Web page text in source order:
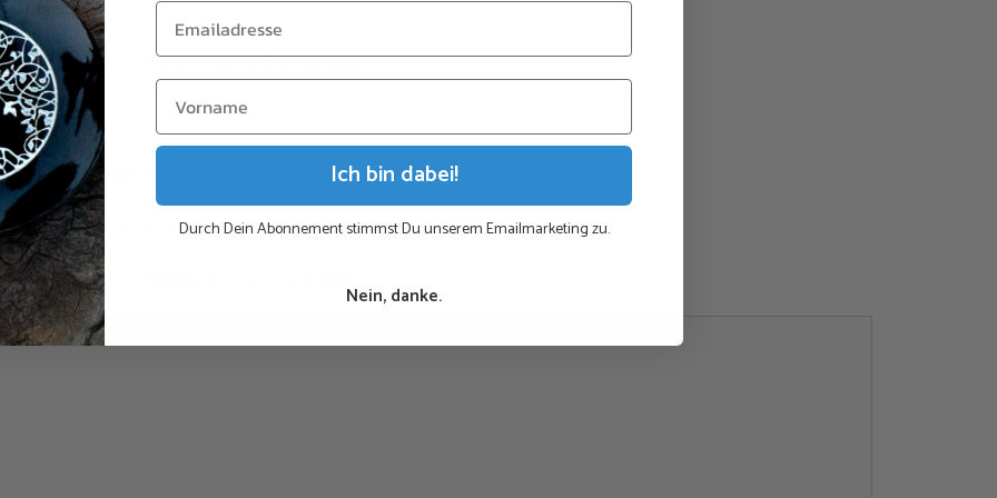
Bitte beachten Sie, dass sie 6 Finger haben, wie zahlreiche
Kontaktpersonen, insbesondere aus Südamerika, berichten. (5 Finger
Customer Reviews
Bewertungen. Seien Sie der Erste, der dieses Produkt bewertet.
Zeigt Bewertungen in allen Sprachen an (33)
Ich bin dabei!
Durch Dein Abonnement stimmst Du unserem Emailmarketing zu.
Nein, danke.